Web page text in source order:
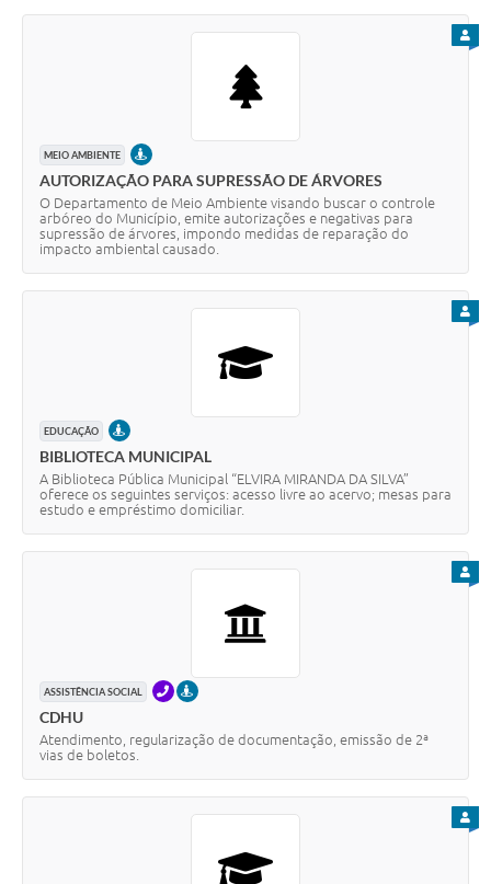
MEIO AMBIENTE PRESENCIAL
AUTORIZAÇÃO PARA SUPRESSÃO DE ÁRVORES
O Departamento de Meio Ambiente visando buscar o controle
arbóreo do Município, emite autorizações e negativas para
supressão de árvores, impondo medidas de reparação do
impacto ambiental causado.
EDUCAÇÃO PRESENCIAL
BIBLIOTECA MUNICIPAL
A Biblioteca Pública Municipal “ELVIRA MIRANDA DA SILVA”
oferece os seguintes serviços: acesso livre ao acervo; mesas para
estudo e empréstimo domiciliar.
ASSISTÊNCIA SOCIAL TELEFONEPRESENCIAL
CDHU
Atendimento, regularização de documentação, emissão de 2ª
vias de boletos.